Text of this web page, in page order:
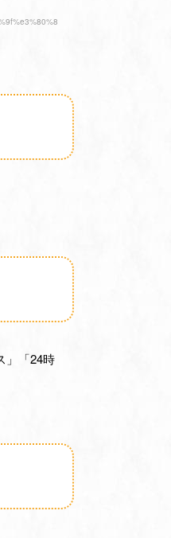
」「24時